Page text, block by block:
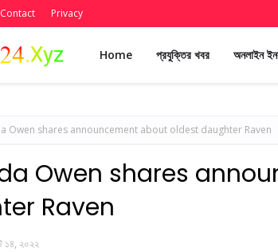
Contact Privacy
Home প্রযুক্তির খবর অনলাইন
Owen shares announcement about oldest daughter Raven
Owen shares
Raven
১৪, ২০২২